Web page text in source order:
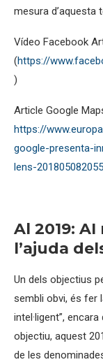
mesura d’aquesta
Vídeo Facebook
(https://
)
Article Google
https://
google-presenta-
lens-
Al 2019:
l’ajuda
Un dels objectius
sembli obvi, és fer
intel·ligent”,
objectiu, aquest
de les